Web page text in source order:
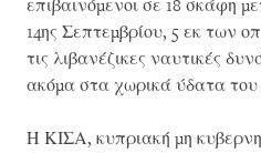
επιβαινόμενοι σε 18 σκάφη
14ης Σεπτεμβρίου, 5 εκ των
τις λιβανέζικες ναυτικές
ακόμα στα χωρικά ύδατα
Η ΚΙΣΑ, κυπριακή μη